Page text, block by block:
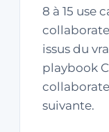
8 à 15 use
issus du
playbook
suivante.